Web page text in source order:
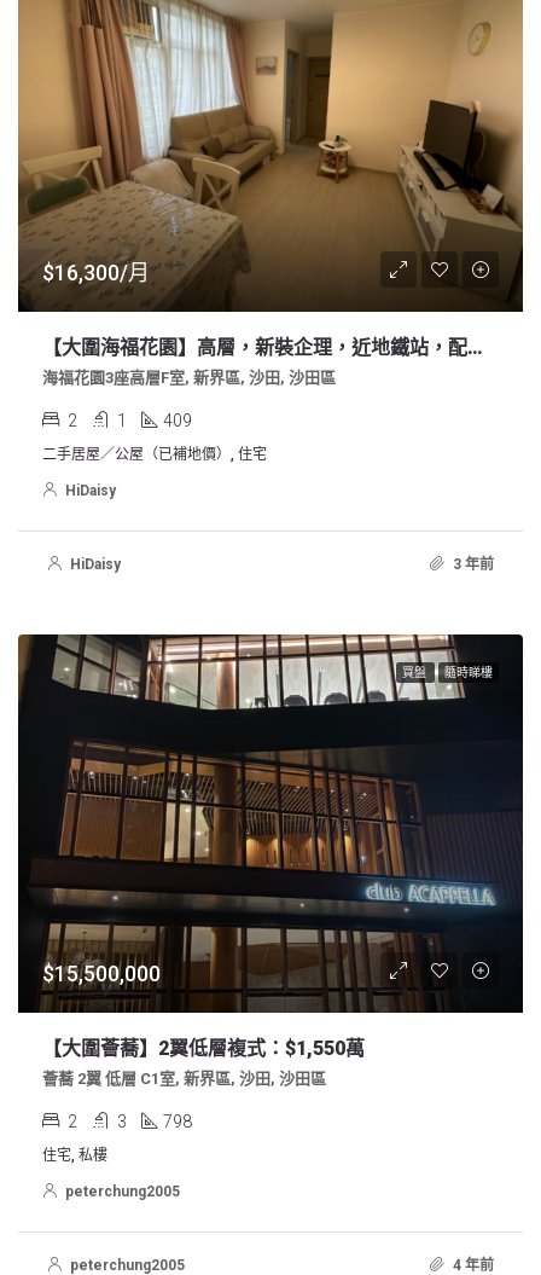
$16,300/月
【大圍海福花園】高層，新裝企理，近地鐵站，配套完善
海福花園3座高層F室, 新界區, 沙田, 沙田區
2 1 409
二手居屋／公屋（已補地價）, 住宅
HiDaisy
HiDaisy 3 年前
買盤 隨時睇樓
$15,500,000
【大圍薈蕎】2翼低層複式：$1,550萬
薈蕎 2翼 低層 C1室, 新界區, 沙田, 沙田區
2 3 798
住宅, 私樓
peterchung2005
peterchung2005 4 年前